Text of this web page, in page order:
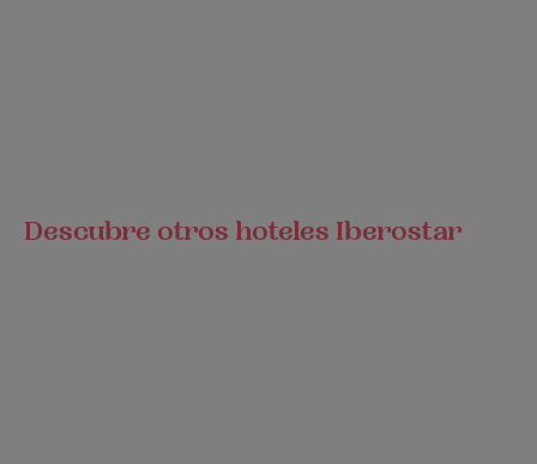
Descubre otros hoteles Iberostar